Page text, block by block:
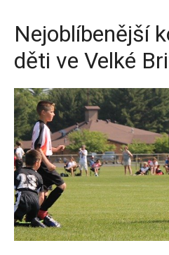
Nejoblíbenější
děti ve Velké